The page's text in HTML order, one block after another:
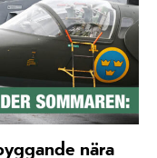
nära